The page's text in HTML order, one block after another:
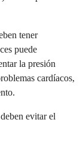
tener
puede
la presión
cardíacos,
evitar el